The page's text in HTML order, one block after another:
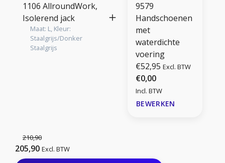
1106 AllroundWork,
Isolerend jack
Maat: L, Kleur:
Staalgrijs/Donker
Staalgrijs
9579
Handschoenen
met
waterdichte
voering
€52,95 Excl. BTW
€0,00
Incl. BTW
BEWERKEN
210,90
205,90 Excl. BTW